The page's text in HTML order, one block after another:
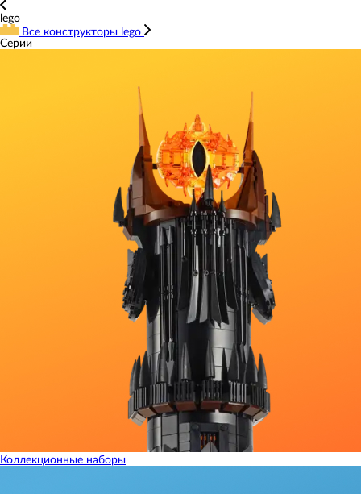
lego
Все конструкторы lego
Серии
Коллекционные наборы